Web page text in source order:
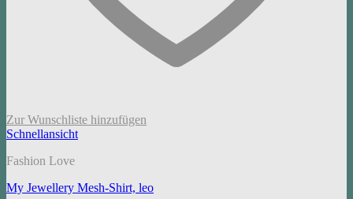
Zur Wunschliste hinzufügen
Schnellansicht
Fashion Love
My Jewellery Mesh-Shirt, leo